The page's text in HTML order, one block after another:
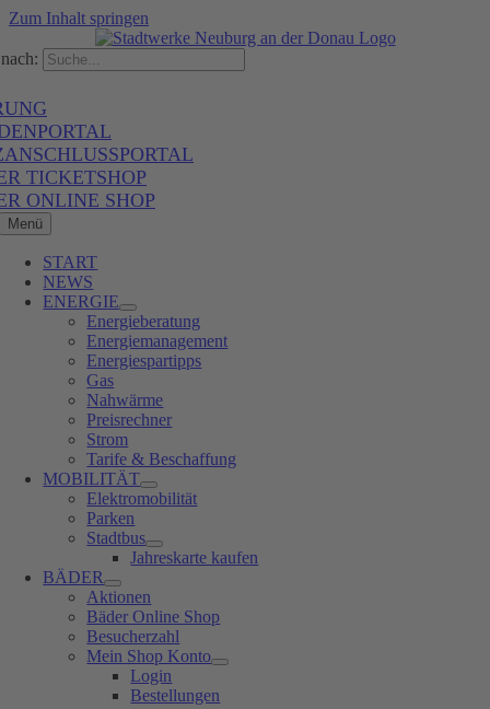
Zum Inhalt springen
TICKETSHOP
ONLINE SHOP
Menü
START
NEWS
ENERGIE
Energieberatung
Energiemanagement
Energiespartipps
Gas
Nahwärme
Preisrechner
Strom
Tarife & Beschaffung
MOBILITÄT
Elektromobilität
Parken
Stadtbus
Jahreskarte kaufen
BÄDER
Aktionen
Bäder Online Shop
Besucherzahl
Mein Shop Konto
Login
Bestellungen